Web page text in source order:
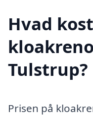
Hvad
Tulstrup?
Prisen på